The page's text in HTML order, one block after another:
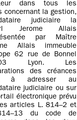
dans tous les
concernant la gestion,
judiciaire la
Jerome Allais
par Maître
Allais immeuble
62 rue de Bonnel
Lyon. Les
des créances
à adresser au
judiciaire ou sur
électronique prévu
articles L. 814–2 et
du code de